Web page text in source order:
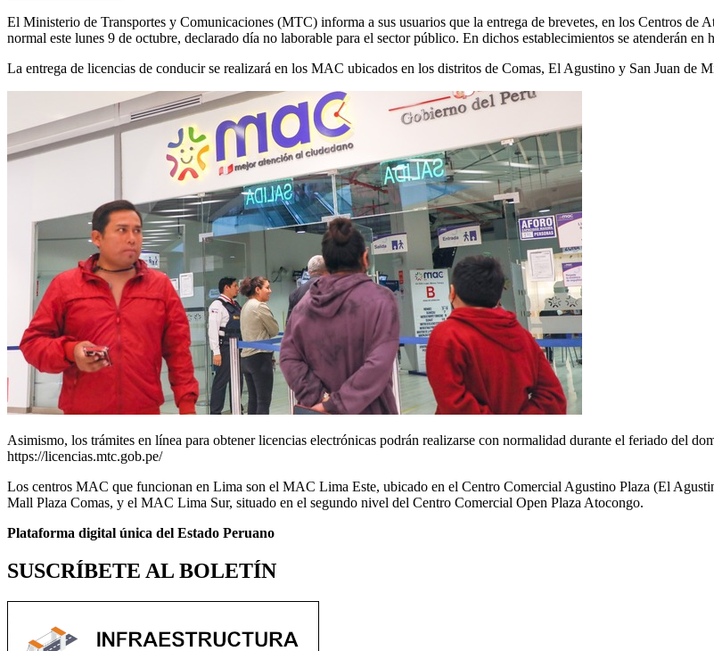
El Ministerio de Transportes y Comunicaciones (MTC) informa a sus usuarios que la entrega de brevetes, en los Centros
normal este lunes 9 de octubre, declarado día no laborable para el sector público. En dichos establecimientos se atenderán en
La entrega de licencias de conducir se realizará en los MAC ubicados en los distritos de Comas, El Agustino y San Juan de
Asimismo, los trámites en línea para obtener licencias electrónicas podrán realizarse con normalidad durante el feriado del
https://licencias.mtc.gob.pe/
Los centros MAC que funcionan en Lima son el MAC Lima Este, ubicado en el Centro Comercial Agustino Plaza (El
Mall Plaza Comas, y el MAC Lima Sur, situado en el segundo nivel del Centro Comercial Open Plaza Atocongo.
Plataforma digital única del Estado Peruano
SUSCRÍBETE AL BOLETÍN